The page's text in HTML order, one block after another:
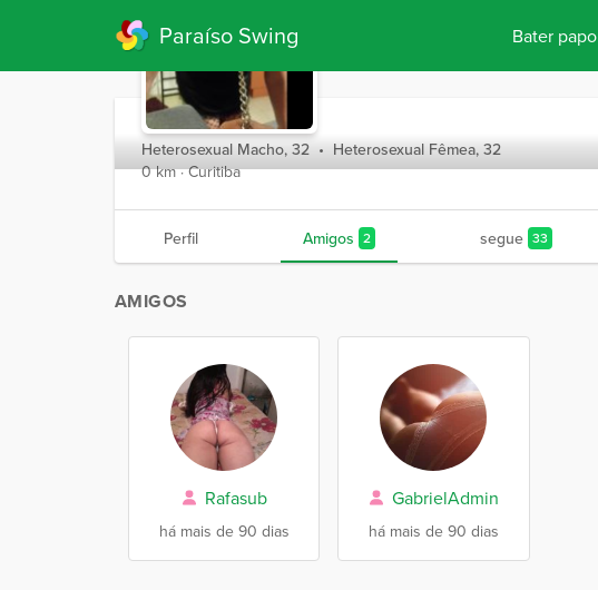
Paraíso Swing Bater papo
BellaAlleh
Heterosexual Macho, 32 • Heterosexual Fêmea, 32
0 km · Curitiba
Perfil Amigos 2 segue 33
AMIGOS
Rafasub
há mais de 90 dias
GabrielAdmin
há mais de 90 dias